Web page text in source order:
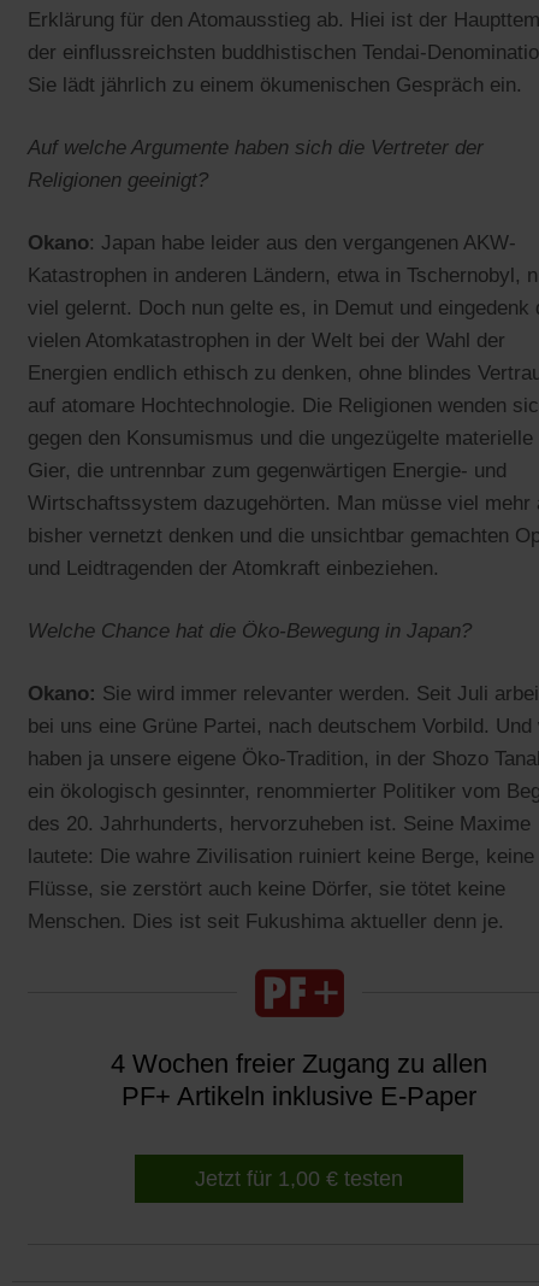
Erklärung für den Atomausstieg ab. Hiei ist der
der einflussreichsten buddhistischen Tendai-
Sie lädt jährlich zu einem ökumenischen Gespräch ein.
Auf welche Argumente haben sich die Vertreter der
Religionen geeinigt?
Okano: Japan habe leider aus den vergangenen AKW-
Katastrophen in anderen Ländern, etwa in Tschernobyl,
viel gelernt. Doch nun gelte es, in Demut und eingedenk
vielen Atomkatastrophen in der Welt bei der Wahl der
Energien endlich ethisch zu denken, ohne blindes
auf atomare Hochtechnologie. Die Religionen wenden
gegen den Konsumismus und die ungezügelte materielle
Gier, die untrennbar zum gegenwärtigen Energie- und
Wirtschaftssystem dazugehörten. Man müsse viel mehr
bisher vernetzt denken und die unsichtbar gemachten
und Leidtragenden der Atomkraft einbeziehen.
Welche Chance hat die Öko-Bewegung in Japan?
Okano: Sie wird immer relevanter werden. Seit Juli
bei uns eine Grüne Partei, nach deutschem Vorbild. Und
haben ja unsere eigene Öko-Tradition, in der Shozo
ein ökologisch gesinnter, renommierter Politiker vom
des 20. Jahrhunderts, hervorzuheben ist. Seine Maxime
lautete: Die wahre Zivilisation ruiniert keine Berge, keine
Flüsse, sie zerstört auch keine Dörfer, sie tötet keine
Menschen. Dies ist seit Fukushima aktueller denn je.
4 Wochen freier Zugang zu allen
PF+ Artikeln inklusive E-Paper
Jetzt für 1,00 € testen